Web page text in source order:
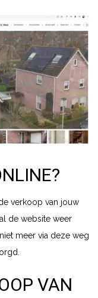
verkoop van jouw
de website weer
meer via deze weg
VAN